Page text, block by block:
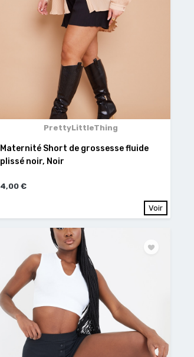
PrettyLittleThing
Maternité Short de grossesse fluide
plissé noir, Noir
4,00 €
Voir